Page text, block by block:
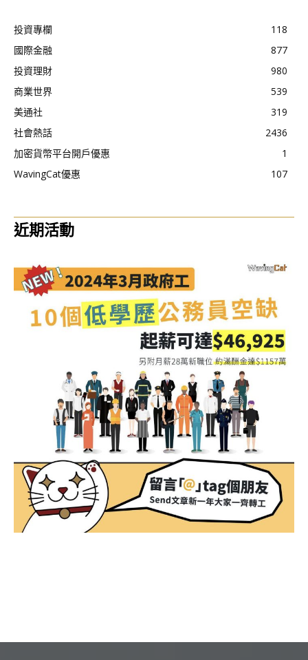
投資專欄
118
國際金融
877
投資理財
980
商業世界
539
美通社
319
社會熱話
2436
加密貨幣平台開戶優惠
1
WavingCat優惠
107
近期活動